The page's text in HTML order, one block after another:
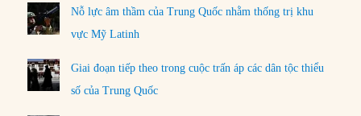
Nỗ lực âm thầm của Trung Quốc nhằm thống trị khu
vực Mỹ Latinh
Giai đoạn tiếp theo trong cuộc trấn áp các dân tộc thiểu
số của Trung Quốc